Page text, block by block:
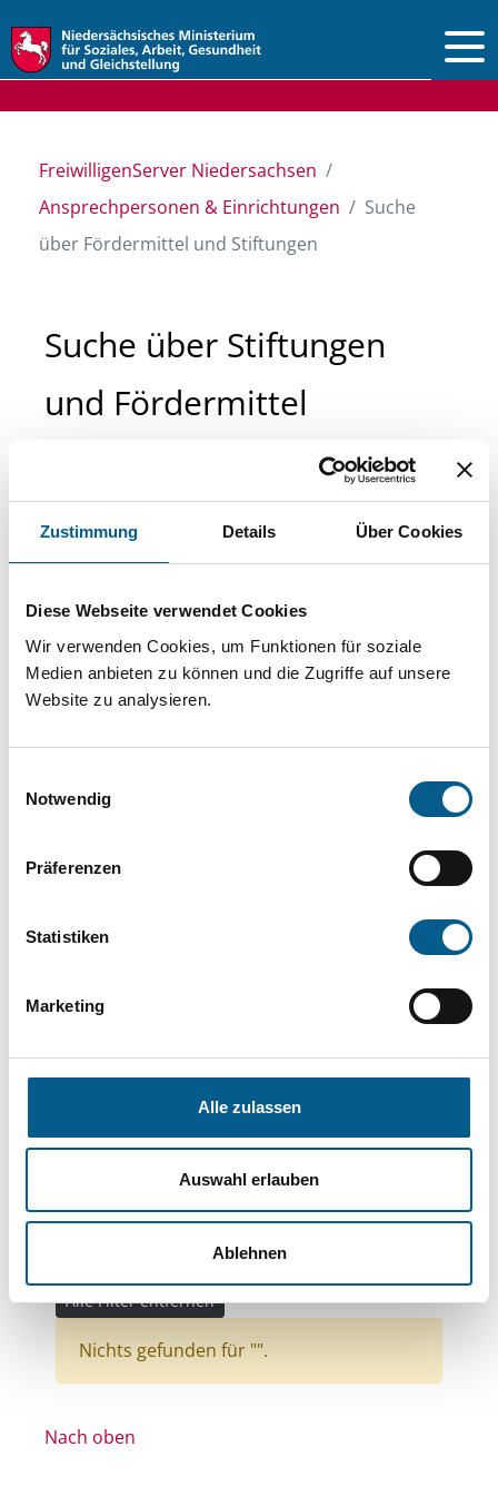
Zustimmung Details Über Cookies
Diese Webseite verwendet Cookies
Wir verwenden Cookies, um Funktionen für soziale
Medien anbieten zu können und die Zugriffe auf unsere
Website zu analysieren.
Notwendig
Präferenzen
Statistiken
Marketing
Alle zulassen
Auswahl erlauben
Ablehnen
FreiwilligenServer Niedersachsen
Ansprechpersonen & Einrichtungen
Suche
über Fördermittel und Stiftungen
Suche über Stiftungen
und Fördermittel
Sie suchen finanzielle Unterstützung für ein
Projekt oder ein Vorhaben? Hier können Sie
direkt über unsere Fördermitteldatenbank und
Suche bitte die Groß- und Kleinschreibung
beachten.
Kategorien verfeinert werden.
Suchen
Aktive Filter:
Bereiche: Stiftungen
Themen: Wissenschaft und Forschung
Themen: Tierschutz
Themen: Hilfsbedürftige Menschen
Themen: Seniorinnen, Senioren & Pflege
Themen: Natur- & Umweltschutz
Themen: Denkmalschutz und Denkmalpflege
Alle Filter entfernen
Nichts gefunden für "".
Nach oben